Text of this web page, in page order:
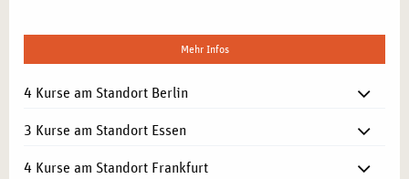
Mehr Infos
4 Kurse am Standort Berlin
3 Kurse am Standort Essen
4 Kurse am Standort Frankfurt